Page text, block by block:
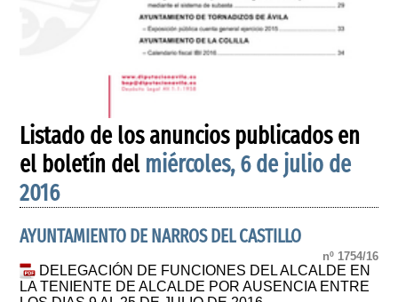
Listado de los anuncios publicados en
el boletín del miércoles, 6 de julio de
2016
AYUNTAMIENTO DE NARROS DEL CASTILLO
nº 1754/16
DELEGACIÓN DE FUNCIONES DEL ALCALDE EN
LA TENIENTE DE ALCALDE POR AUSENCIA ENTRE